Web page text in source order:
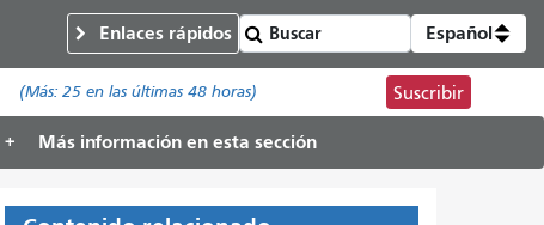
Enlaces rápidos Español
(Más: 25en las últimas 48 horas) Suscribir
Más información en esta sección